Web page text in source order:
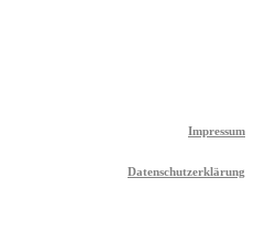
Impressum
Datenschutzerklärung